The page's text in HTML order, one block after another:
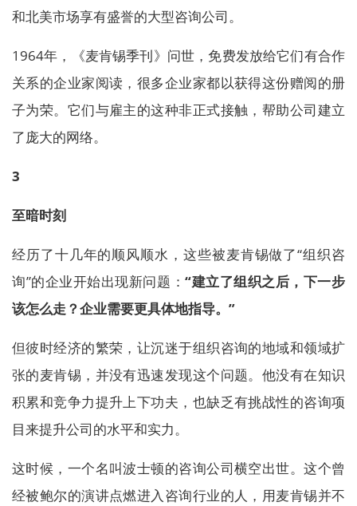
和北美市场享有盛誉的大型咨询公司。
1964年，《麦肯锡季刊》问世，免费发放给它们有合作
关系的企业家阅读，很多企业家都以获得这份赠阅的册
子为荣。它们与雇主的这种非正式接触，帮助公司建立
了庞大的网络。
3
至暗时刻
经历了十几年的顺风顺水，这些被麦肯锡做了“组织咨
询”的企业开始出现新问题：“建立了组织之后，下一步
该怎么走？企业需要更具体地指导。”
但彼时经济的繁荣，让沉迷于组织咨询的地域和领域扩
张的麦肯锡，并没有迅速发现这个问题。他没有在知识
积累和竞争力提升上下功夫，也缺乏有挑战性的咨询项
目来提升公司的水平和实力。
这时候，一个名叫波士顿的咨询公司横空出世。这个曾
经被鲍尔的演讲点燃进入咨询行业的人，用麦肯锡并不